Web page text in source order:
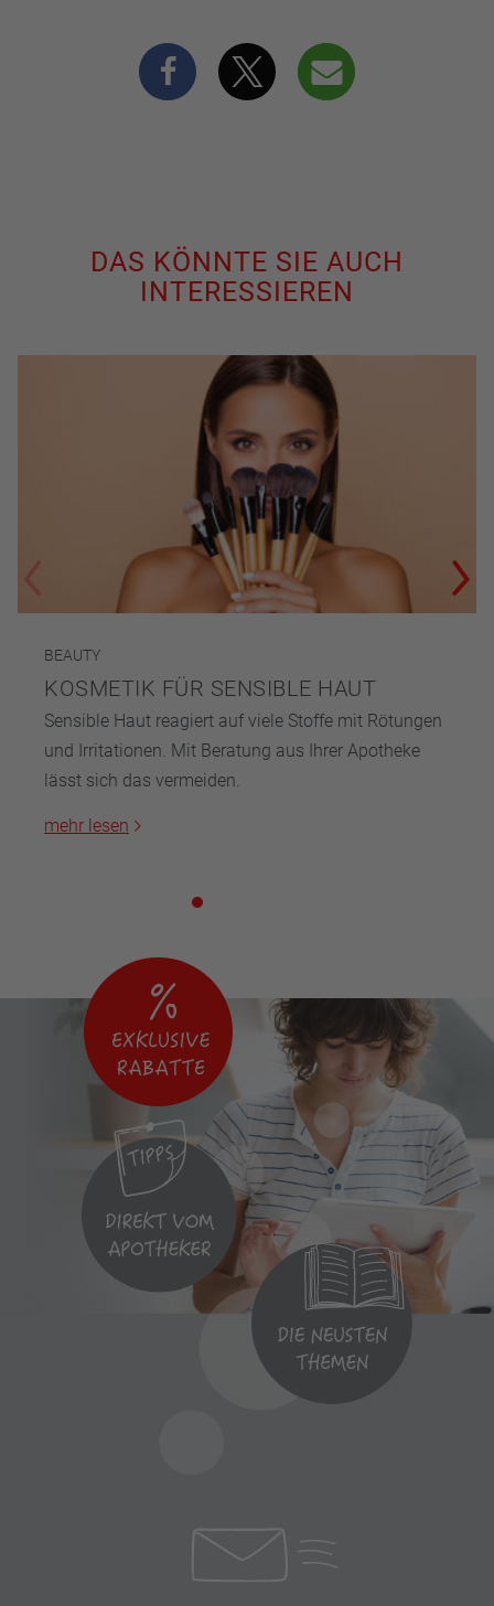
DAS KÖNNTE SIE AUCH
INTERESSIEREN
BEAUTY
KOSMETIK FÜR SENSIBLE HAUT
Sensible Haut reagiert auf viele Stoffe mit Rötungen
und Irritationen. Mit Beratung aus Ihrer Apotheke
lässt sich das vermeiden.
mehr lesen